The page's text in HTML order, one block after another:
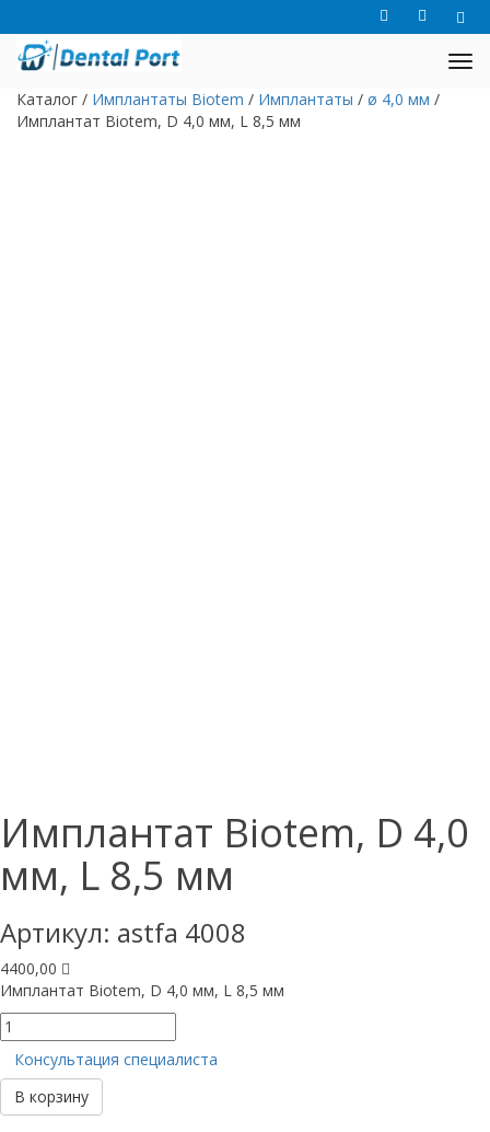
Каталог / Имплантаты Biotem / Имплантаты / ø 4,0 мм /
Имплантат Biotem, D 4,0 мм, L 8,5 мм
Имплантат Biotem, D 4,0
мм, L 8,5 мм
Артикул: astfa 4008
4400,00
Имплантат Biotem, D 4,0 мм, L 8,5 мм
Количество
товара
Имплантат
Biotem,
D
Консультация специалиста
В корзину